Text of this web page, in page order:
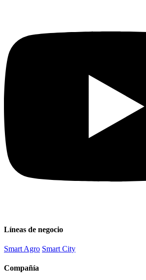
Líneas de negocio
Smart Agro Smart City
Compañía